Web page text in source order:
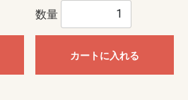
数量
カートに入れる